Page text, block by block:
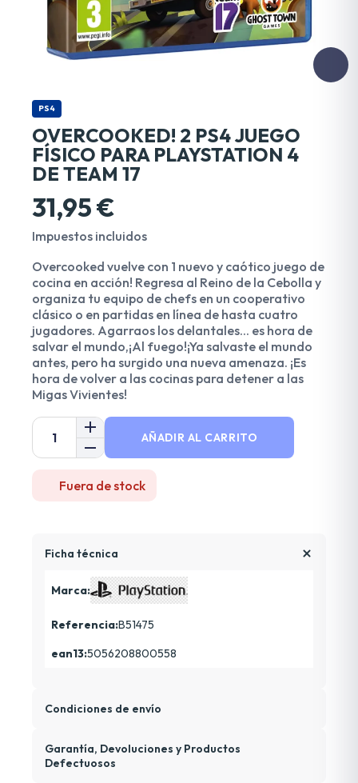
PS4
OVERCOOKED! 2 PS4 JUEGO
FÍSICO PARA PLAYSTATION 4
DE TEAM 17
31,95 €
Impuestos incluidos
Overcooked vuelve con 1 nuevo y caótico juego de
cocina en acción! Regresa al Reino de la Cebolla y
organiza tu equipo de chefs en un cooperativo
clásico o en partidas en línea de hasta cuatro
jugadores. Agarraos los delantales... es hora de
salvar el mundo,¡Al fuego!¡Ya salvaste el mundo
antes, pero ha surgido una nueva amenaza. ¡Es
hora de volver a las cocinas para detener a las
Migas Vivientes!
AÑADIR AL CARRITO
Fuera de stock
Ficha técnica
Marca:
Referencia:B51475
ean13:5056208800558
Condiciones de envío
Garantía, Devoluciones y Productos
Defectuosos